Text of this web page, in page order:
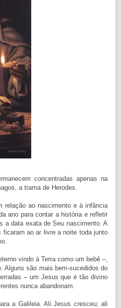
concentradas apenas na
a trama de Herodes.
relação ao nascimento e à infância
ano para contar a história e refletir
a data exata de Seu nascimento. A
ao ar livre a noite toda junto
vindo à Terra como um bebê –,
Alguns são mais bem-sucedidos do
– um Jesus que é tão divino
nunca abandonam.
a Galileia. Ali Jesus cresceu; ali